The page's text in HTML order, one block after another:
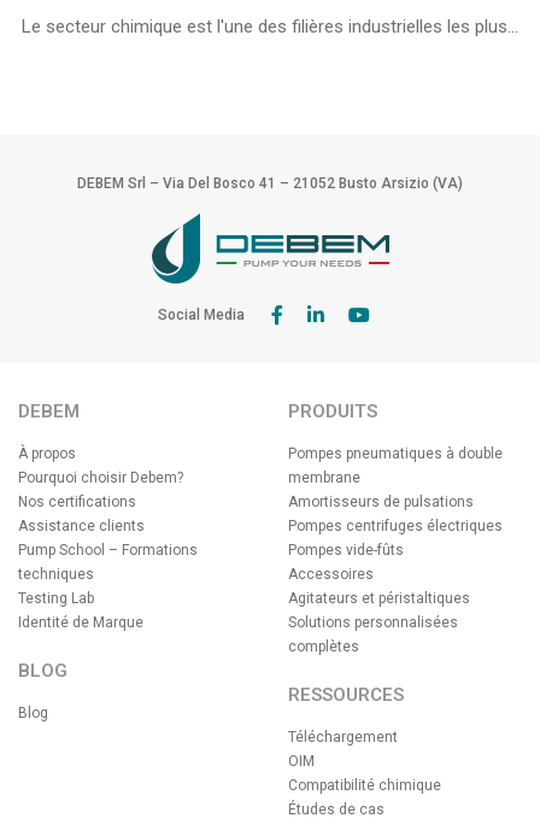
Le secteur chimique est l'une des filières industrielles les plus...
DEBEM Srl – Via Del Bosco 41 – 21052 Busto Arsizio (VA)
Social Media
DEBEM
À propos
Pourquoi choisir Debem?
Nos certifications
Assistance clients
Pump School – Formations
techniques
Testing Lab
Identité de Marque
BLOG
Blog
PRODUITS
Pompes pneumatiques à double
membrane
Amortisseurs de pulsations
Pompes centrifuges électriques
Pompes vide-fûts
Accessoires
Agitateurs et péristaltiques
Solutions personnalisées
complètes
RESSOURCES
Téléchargement
OIM
Compatibilité chimique
Études de cas